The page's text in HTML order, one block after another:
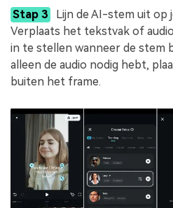
Stap 3
Lijn de AI-stem uit op
Verplaats het tekstvak of
in te stellen wanneer de stem
alleen de audio nodig hebt,
buiten het frame.